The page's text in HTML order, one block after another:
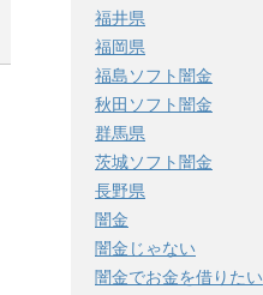
福井県
福岡県
福島ソフト闇金
秋田ソフト闇金
群馬県
茨城ソフト闇金
長野県
闇金
闇金じゃない
闇金でお金を借りたい